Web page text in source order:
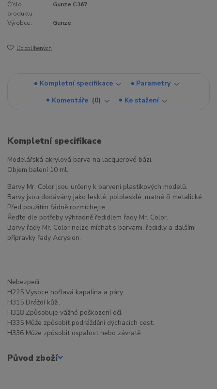
Číslo
produktu:
Gunze C367
Výrobce: Gunze
Do oblíbených
Kompletní specifikace
Parametry
Komentáře
0 Ke stažení
Kompletní specifikace
Modelářská akrylová barva na lacquerové bázi.
Objem balení 10 ml.
Barvy Mr. Color jsou určeny k barvení plastikových modelů.
Barvy jsou dodávány jako lesklé, pololesklé, matné či metalické.
Před použitím řádně rozmíchejte.
Řeďte dle potřeby výhradně ředidlem řady Mr. Color.
Barvy řady Mr. Color nelze míchat s barvami, ředidly a dalšími
přípravky řady Acrysion.
Nebezpečí
H225 Vysoce hořlavá kapalina a páry.
H315 Dráždí kůži.
H318 Způsobuje vážné poškození očí.
H335 Může způsobit podráždění dýchacích cest.
H336 Může způsobit ospalost nebo závratě.
Původ zboží